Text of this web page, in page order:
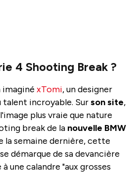
4 Shooting Break ?
imaginé xTomi, un designer
talent incroyable. Surson site,
plus vraie que nature
break de la nouvelle BMW
la semaine dernière, cette
démarque de sa devancière
une calandre "aux grosses